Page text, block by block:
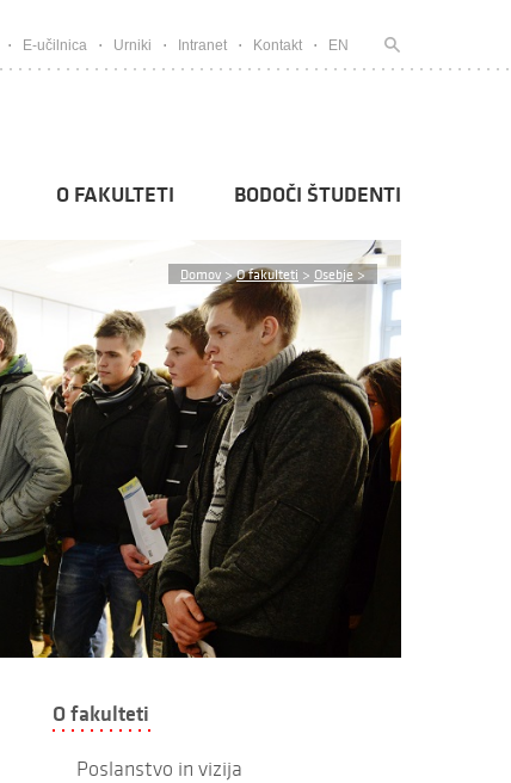
E-učilnica Urniki Intranet Kontakt EN
O FAKULTETI BODOČI ŠTUDENTI
Domov > O fakulteti > Osebje >
O fakulteti
Poslanstvo in vizija